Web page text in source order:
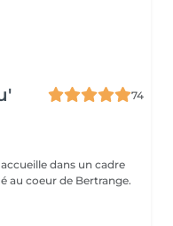
74
dans un cadre
au coeur de Bertrange.